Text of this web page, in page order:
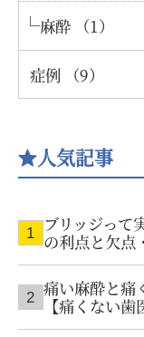
麻酔 （1）
症例 （9）
人気記事
ブリッジって
の利点と欠点
痛い麻酔と痛
【痛くない歯